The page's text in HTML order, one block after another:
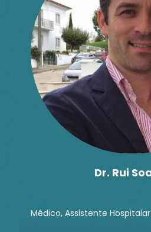
Dr. Rui
Médico, Assistente